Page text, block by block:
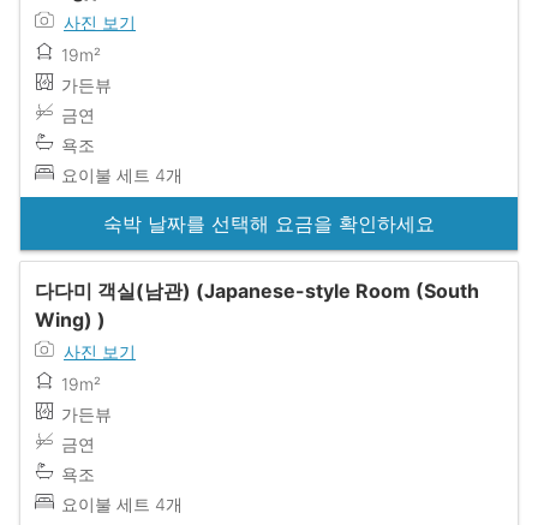
사진 보기
19m²
가든뷰
금연
욕조
요이불 세트 4개
숙박 날짜를 선택해 요금을 확인하세요
다다미 객실(남관) (Japanese-style Room (South
Wing) )
사진 보기
19m²
가든뷰
금연
욕조
요이불 세트 4개